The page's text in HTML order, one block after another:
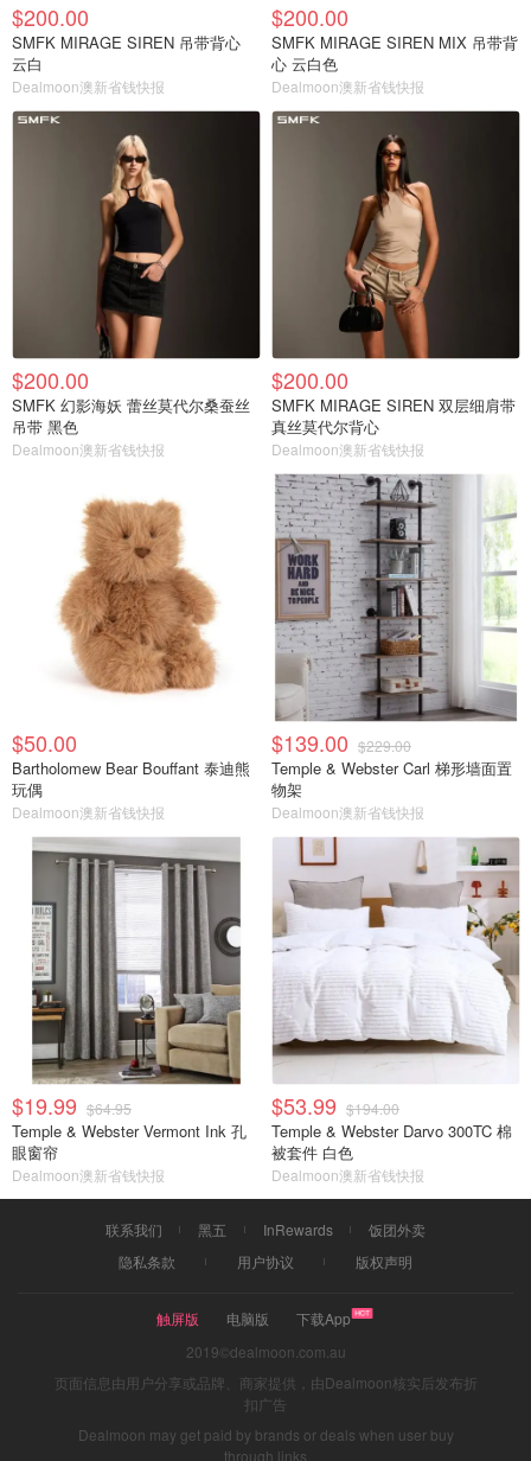
$200.00
SMFK MIRAGE SIREN 吊带背心
云白
Dealmoon澳新省钱快报
$200.00
SMFK MIRAGE SIREN MIX 吊带背
心 云白色
Dealmoon澳新省钱快报
$200.00
SMFK 幻影海妖 蕾丝莫代尔桑蚕丝
吊带 黑色
Dealmoon澳新省钱快报
$200.00
SMFK MIRAGE SIREN 双层细肩带
真丝莫代尔背心
Dealmoon澳新省钱快报
$50.00
Bartholomew Bear Bouffant 泰迪熊
玩偶
Dealmoon澳新省钱快报
$139.00 $229.00
Temple & Webster Carl 梯形墙面置
物架
Dealmoon澳新省钱快报
$19.99 $64.95
Temple & Webster Vermont Ink 孔
眼窗帘
Dealmoon澳新省钱快报
$53.99 $194.00
Temple & Webster Darvo 300TC 棉
被套件 白色
Dealmoon澳新省钱快报
联系我们 黑五 InRewards
饭团外卖
隐私条款
用户协议 版权声明
触屏版 电脑版
下载App
2019©dealmoon.com.au
页面信息由用户分享或品牌、商家提供，由Dealmoon核实后发布折
扣广告
Dealmoon may get paid by brands or deals when user buy
through links